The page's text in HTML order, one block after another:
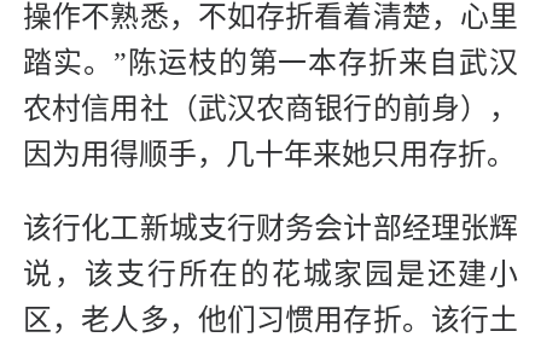
操作不熟悉，不如存折看着清楚，心里
踏实。”陈运枝的第一本存折来自武汉
农村信用社（武汉农商银行的前身），
因为用得顺手，几十年来她只用存折。
该行化工新城支行财务会计部经理张辉
说，该支行所在的花城家园是还建小
区，老人多，他们习惯用存折。该行土